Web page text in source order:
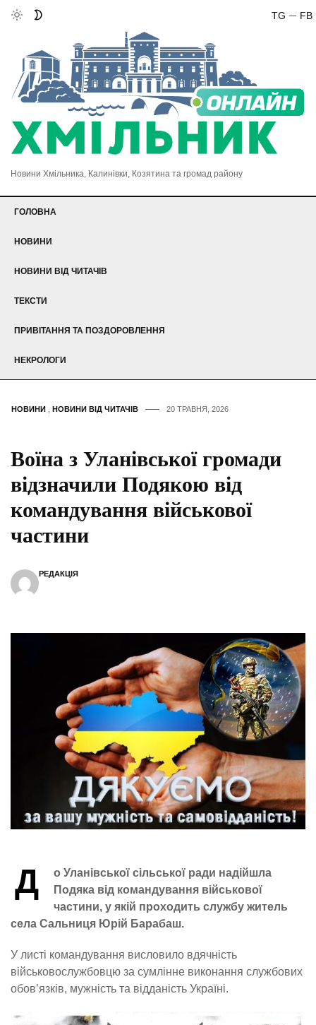
FB
TG
Новини Хмільника, Калинівки, Козятина та громад району
ГОЛОВНА
НОВИНИ
НОВИНИ ВІД ЧИТАЧІВ
ТЕКСТИ
ПРИВІТАННЯ ТА ПОЗДОРОВЛЕННЯ
НЕКРОЛОГИ
НОВИНИ НОВИНИ ВІД ЧИТАЧІВ 20 ТРАВНЯ, 2026
Воїна з Уланівської громади
відзначили Подякою від
командування військової
частини
РЕДАКЦІЯ
Д
о Уланівської сільської ради надійшла
Подяка від командування військової
частини, у якій проходить службу житель
села Сальниця Юрій Барабаш.
У листі командування висловило вдячність
військовослужбовцю за сумлінне виконання службових
обов’язків, мужність та відданість Україні.